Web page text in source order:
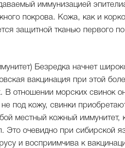
иммунизацией
покрова. Кожа, как и
защитной тканью первого
Безредка начнет
вакцинация при этой
В отношении морских свинок
под кожу, свинки
местный кожный
Это очевидно при сибирской
и восприимчива к